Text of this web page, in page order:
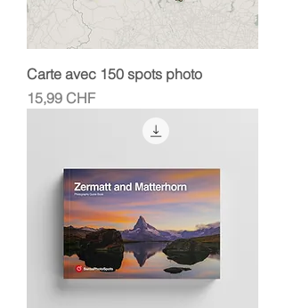
Carte avec 150 spots photo
Prix
15,99 CHF